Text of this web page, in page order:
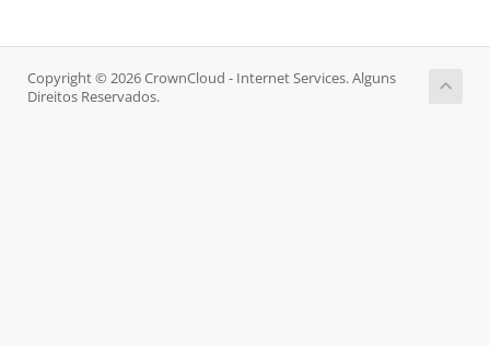
Copyright © 2026 CrownCloud - Internet Services. Alguns
Direitos Reservados.